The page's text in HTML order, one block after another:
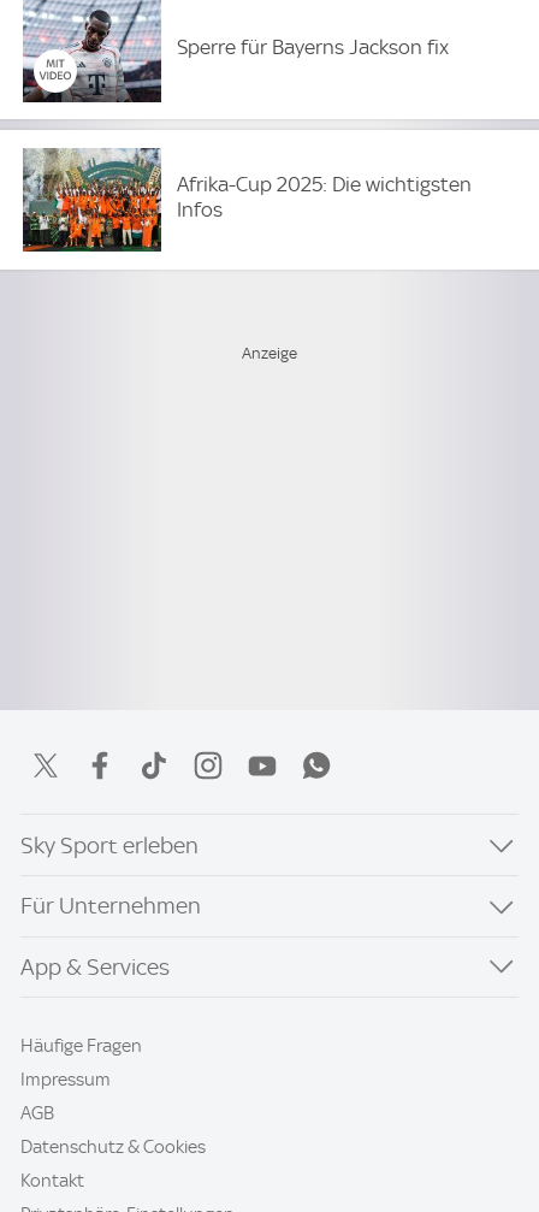
Sperre für Bayerns Jackson fix
Afrika-Cup 2025: Die wichtigsten
Infos
Sky Sport erleben
Für Unternehmen
App & Services
Häufige Fragen
Impressum
AGB
Datenschutz & Cookies
Kontakt